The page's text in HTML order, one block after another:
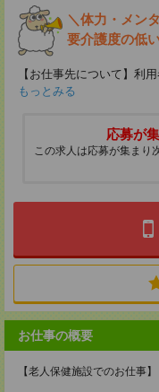
＼体力・メン
要介護度の低
【お仕事先について】利
もっとみる
応募が
この求人は応募が集まり
お仕事の概要
【老人保健施設でのお仕事】